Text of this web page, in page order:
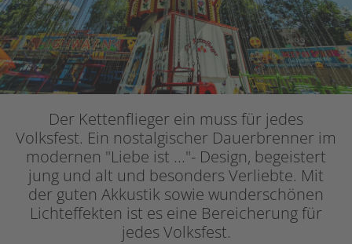
Der Kettenflieger ein muss für jedes
Volksfest. Ein nostalgischer Dauerbrenner im
modernen "Liebe ist ..."- Design, begeistert
jung und alt und besonders Verliebte. Mit
der guten Akkustik sowie wunderschönen
Lichteffekten ist es eine Bereicherung für
jedes Volksfest.